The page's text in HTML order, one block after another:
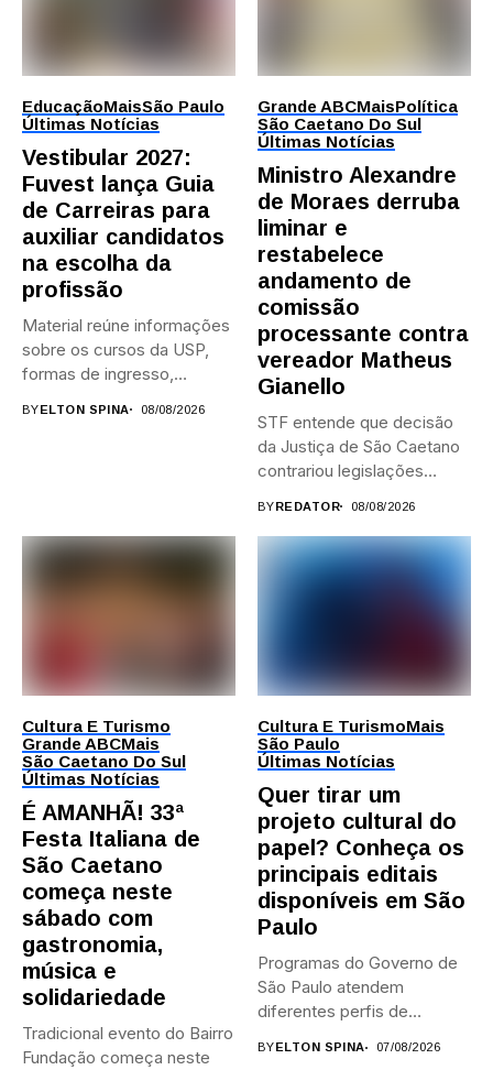
EducaçãoMaisSão Paulo
Últimas Notícias
Vestibular 2027:
Fuvest lança Guia
de Carreiras para
auxiliar candidatos
na escolha da
profissão
Material reúne informações
sobre os cursos da USP,
formas de ingresso,
BYELTON SPINA 08/08/2026
Grande ABCMaisPolítica
São Caetano Do Sul
Últimas Notícias
Ministro Alexandre
de Moraes derruba
liminar e
restabelece
andamento de
comissão
processante contra
vereador Matheus
Gianello
STF entende que decisão
da Justiça de São Caetano
contrariou legislações
BYREDATOR 08/08/2026
Cultura E Turismo
Grande ABCMais
São Caetano Do Sul
Últimas Notícias
É AMANHÃ! 33ª
Festa Italiana de
São Caetano
começa neste
sábado com
gastronomia,
música e
solidariedade
Tradicional evento do Bairro
Fundação começa neste
Cultura E TurismoMais
São Paulo
Últimas Notícias
Quer tirar um
projeto cultural do
papel? Conheça os
principais editais
disponíveis em São
Paulo
Programas do Governo de
São Paulo atendem
diferentes perfis de
BY ELTON SPINA 07/08/2026